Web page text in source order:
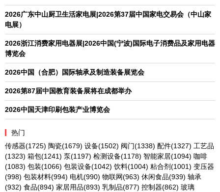
2026广东中山厨卫生活家电展|2026第37届中国家电交易会（中山家
电展）
2026浙江消费家用电器展|2026中国(宁波)国际电子消费品及家用电器
博览会
2026中国（合肥）国际轴承及制造装备展览会
2026第87届中国教育装备展将在成都举办
2026中国天津印刷包装产业博览会
热门
传感器(1725) 陶瓷(1679) 设备(1502) 阀门(1338) 配件(1327) 工艺品
(1323) 箱包(1241) 泵(1197) 检测设备(1178) 智能家居(1094) 咖啡
(1083) 包装(1066) 包装设备(1042) 饮料(1004) 粘合剂(1001) 变压器
(998) 包装材料(994) 电机(990) 物联网(963) 休闲食品(939) 轴承
(932) 食品(894) 家居用品(893) 乳制品(877) 控制器(862) 玻璃